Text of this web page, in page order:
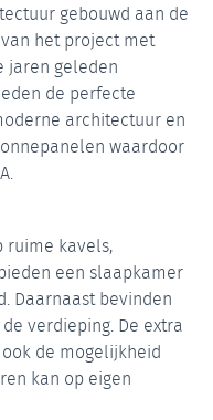
gebouwd aan de
het project met
jaren geleden
de perfecte
architectuur en
waardoor
ruime kavels,
een slaapkamer
Daarnaast bevinden
verdieping. De extra
de mogelijkheid
kan op eigen